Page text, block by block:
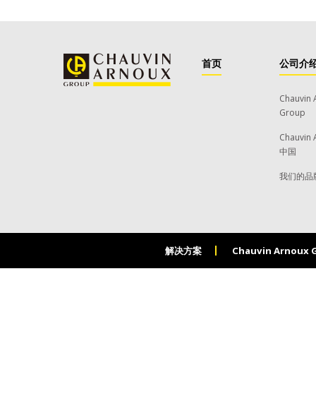
首页 公司介
Chauvin
Group
Chauvin
中国
我们的品
解决方案 Chauvin Arnoux